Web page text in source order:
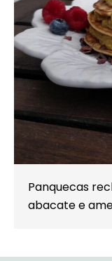
Panquecas
abacate e